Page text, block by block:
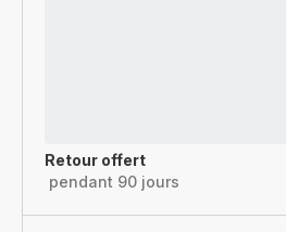
Retour offert
pendant 90 jours